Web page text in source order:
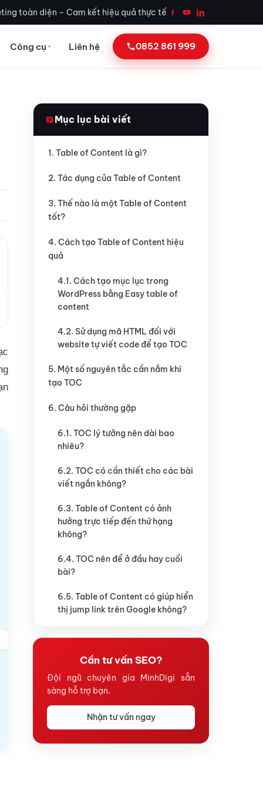
toàn diện – Cam kết hiệu quả thực tế
Công cụ Liên hệ 0852 861 999
Mục lục bài viết
1. Table of Content là gì?
2. Tác dụng của Table of Content
3. Thế nào là một Table of Content
tốt?
4. Cách tạo Table of Content hiệu
quả
4.1. Cách tạo mục lục trong
WordPress bằng Easy table of
content
4.2. Sử dụng mã HTML đối với
website tự viết code để tạo TOC
5. Một số nguyên tắc cần nắm khi
tạo TOC
6. Câu hỏi thường gặp
6.1. TOC lý tưởng nên dài bao
nhiêu?
6.2. TOC có cần thiết cho các bài
viết ngắn không?
6.3. Table of Content có ảnh
hưởng trực tiếp đến thứ hạng
không?
6.4. TOC nên để ở đầu hay cuối
bài?
6.5. Table of Content có giúp hiển
thị jump link trên Google không?
Cần tư vấn SEO?
Đội ngũ chuyên gia MinhDigi sẵn
sàng hỗ trợ bạn.
Nhận tư vấn ngay